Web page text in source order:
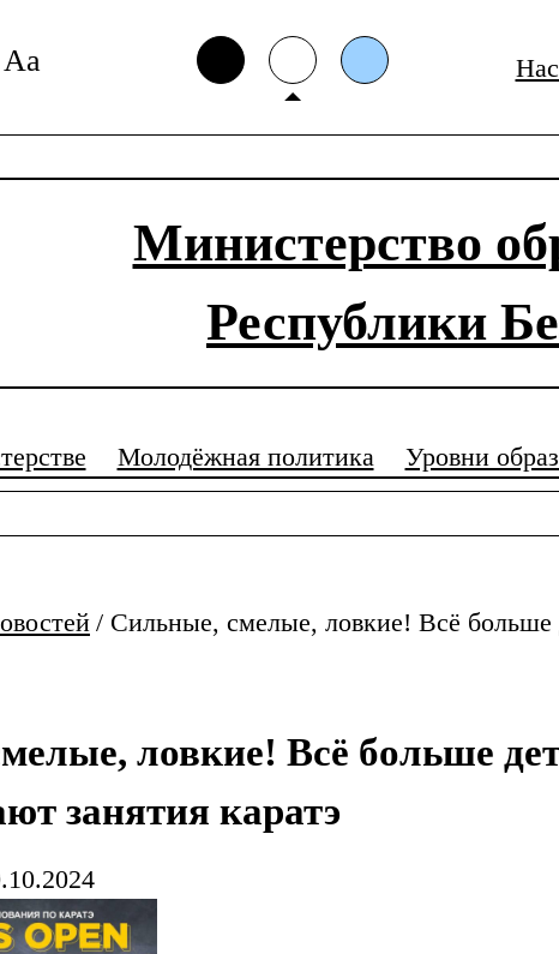
Аа
Министерство
Республики
Молодёжная политика Уровни
/ Сильные, смелые, ловкие! Всё
ловкие! Всё больше
занятия каратэ